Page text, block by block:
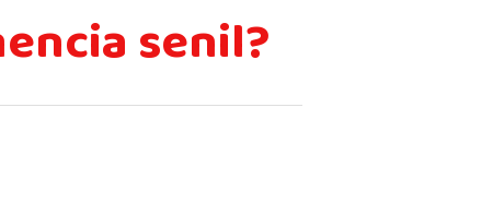
senil?